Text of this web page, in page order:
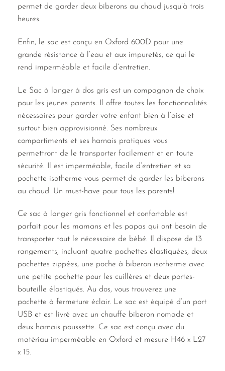
permet de garder deux biberons au chaud jusqu’à trois
heures.
Enfin, le sac est conçu en Oxford 600D pour une
grande résistance à l’eau et aux impuretés, ce qui le
rend imperméable et facile d’entretien.
Le Sac à langer à dos gris est un compagnon de choix
pour les jeunes parents. Il offre toutes les fonctionnalités
nécessaires pour garder votre enfant bien à l’aise et
surtout bien approvisionné. Ses nombreux
compartiments et ses harnais pratiques vous
permettront de le transporter facilement et en toute
sécurité. Il est imperméable, facile d’entretien et sa
pochette isotherme vous permet de garder les biberons
au chaud. Un must-have pour tous les parents!
Ce sac à langer gris fonctionnel et confortable est
parfait pour les mamans et les papas qui ont besoin de
transporter tout le nécessaire de bébé. Il dispose de 13
rangements, incluant quatre pochettes élastiquées, deux
pochettes zippées, une poche à biberon isotherme avec
une petite pochette pour les cuillères et deux portes-
bouteille élastiqués. Au dos, vous trouverez une
pochette à fermeture éclair. Le sac est équipé d’un port
USB et est livré avec un chauffe biberon nomade et
deux harnais poussette. Ce sac est conçu avec du
matériau imperméable en Oxford et mesure H46 x L27
x 15.